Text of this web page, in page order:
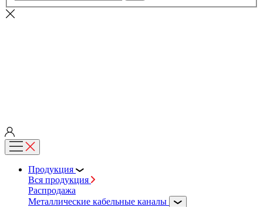
Продукция
Вся продукция
Распродажа
Металлические кабельные каналы